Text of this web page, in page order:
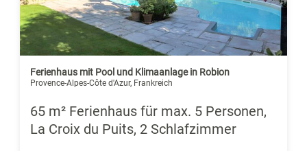
Ferienhaus mit Pool und Klimaanlage in Robion
Provence-Alpes-Côte d'Azur, Frankreich
65 m² Ferienhaus für max. 5 Personen,
La Croix du Puits, 2 Schlafzimmer